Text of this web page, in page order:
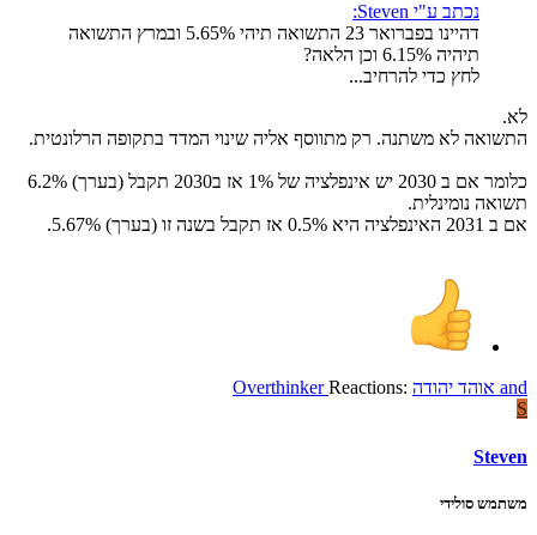
נכתב ע"י Steven:
דהיינו בפברואר 23 התשואה תיהי 5.65% ובמרץ התשואה
תיהיה 6.15% וכן הלאה?
לחץ כדי להרחיב...
לא.
התשואה לא משתנה. רק מתווסף אליה שינוי המדד בתקופה הרלונטית.
כלומר אם ב 2030 יש אינפלציה של 1% אז ב2030 תקבל (בערך) 6.2%
תשואה נומינלית.
אם ב 2031 האינפלציה היא 0.5% אז תקבל בשנה זו (בערך) 5.67%.
Reactions: אוהד יהודה and
Overthinker
S
Steven
משתמש סולידי